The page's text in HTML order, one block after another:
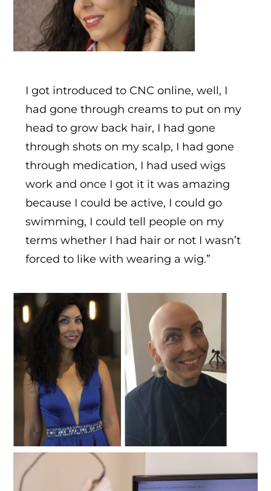
I got introduced to CNC online, well, I
had gone through creams to put on my
head to grow back hair, I had gone
through shots on my scalp, I had gone
through medication, I had used wigs
work and once I got it it was amazing
because I could be active, I could go
swimming, I could tell people on my
terms whether I had hair or not I wasn’t
forced to like with wearing a wig.”